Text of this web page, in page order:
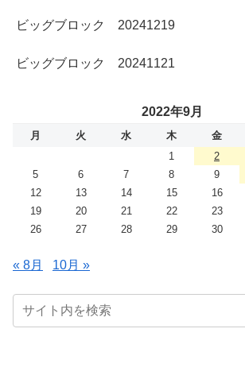
ビッグブロック 20241219
ビッグブロック 20241121
2022年9月
月 火 水 木 金
1
2
5
6 7 8 9
12
13 14 15 16
19
20 21 22 23
26
27 28 29 30
« 8月 10月 »